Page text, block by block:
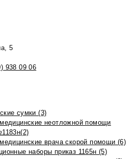
5
938 09 06
сумки (3)
неотложной помощи
врача скорой помощи (6)
наборы приказ 1165н (5)